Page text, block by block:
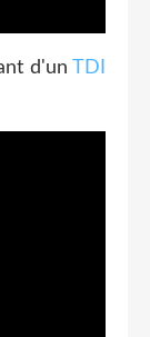
d'un TDI